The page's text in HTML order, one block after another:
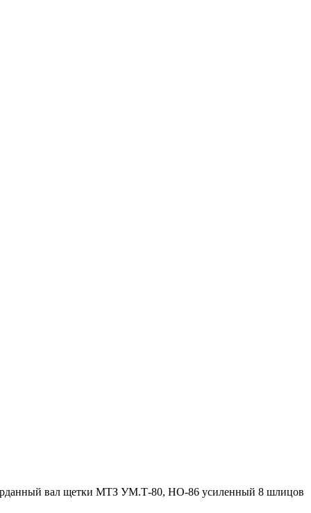
вал щетки МТЗ УМ.Т-80, НО-86 усиленный 8 шлицов